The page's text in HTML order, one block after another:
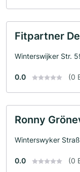
Fitpartner
Winterswijker Str.
0.0 (0
Ronny
Winterswyker
0.0 (0